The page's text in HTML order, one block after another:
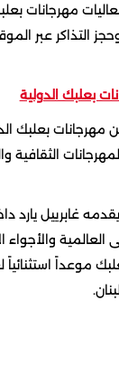
التذاكر عبر
بعلبك الدولية
مهرجانات بعلبك
الثقافية
غابرييل يارد
العالمية والأجواء
2026 في بعلبك موعداً